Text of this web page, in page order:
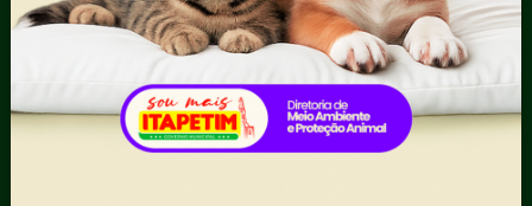
V - Boletins de medição,
notas fiscais e comprovantes
de pagamento
VI - Relação de veículos
próprios, contendo